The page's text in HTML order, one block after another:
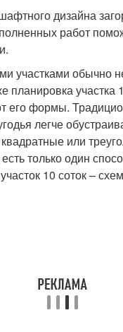
дизайна
работ
участками обычно
планировка участка
его формы.
легче
или
только один
10 соток –